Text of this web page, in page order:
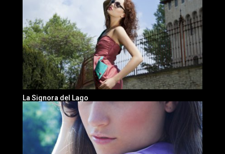
La Signora del Lago